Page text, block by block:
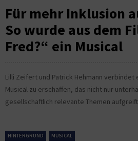
Für mehr Inklusion
So wurde aus dem
Fred?“ ein Musical
Lilli Zeifert und Patrick Hehmann verbindet
Musical zu erschaffen, das nicht nur
gesellschaftlich relevante Themen
HINTERGRUND MUSICAL